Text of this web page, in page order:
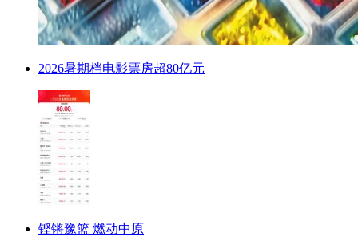
2026暑期档电影票房超80亿元
铿锵豫篮 燃动中原